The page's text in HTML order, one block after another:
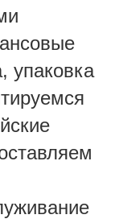
упаковка